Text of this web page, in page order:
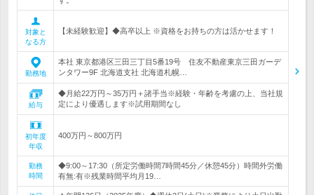
対象と
なる方
【未経験歓迎】◆高卒以上 ※資格をお持ちの方は活かせます！
勤務地
本社 東京都港区三田三丁目5番19号 住友不動産東京三田ガーデ
ンタワー9F 北海道支社 北海道札幌…
給与
◆月給22万円～35万円＋諸手当※経験・年齢を考慮の上、当社規
定により優遇します※試用期間なし
初年度
年収
400万円～800万円
勤務
時間
◆9:00～17:30（所定労働時間7時間45分／休憩45分）時間外労働
有無:有※残業時間平均月19…